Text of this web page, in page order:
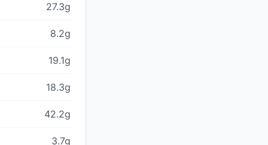
27.3g
8.2g
19.1g
18.3g
42.2g
3.7g